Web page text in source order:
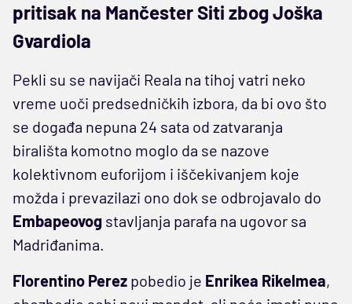
pritisak na Mančester Siti zbog Joška
Gvardiola
Pekli su se navijači Reala na tihoj vatri neko
vreme uoči predsedničkih izbora, da bi ovo što
se događa nepuna 24 sata od zatvaranja
birališta komotno moglo da se nazove
kolektivnom euforijom i iščekivanjem koje
možda i prevazilazi ono dok se odbrojavalo do
Embapeovog stavljanja parafa na ugovor sa
Madriđanima.
Florentino Perez pobedio je Enrikea Rikelmea,